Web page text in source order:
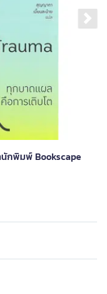
กพิมพ์ Bookscape